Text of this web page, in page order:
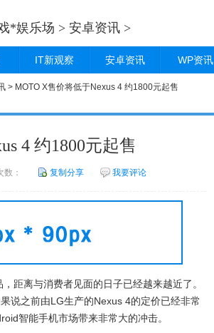
*娱乐场 > 安卓资讯 >
IT新观察 安卓资讯 WP资讯
> MOTO X售价将低于Nexus 4 约1800元起售
4 约1800元起售
： 复制分享 我要评论
离与消费者见面的日子已经越来越近了。
说之前由LG生产的Nexus 4的定价已经非常
智能手机市场带来非常大的冲击。